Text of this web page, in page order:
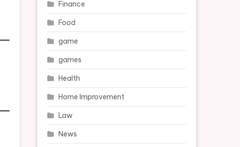
Finance
Food
game
games
Health
Home Improvement
Law
News